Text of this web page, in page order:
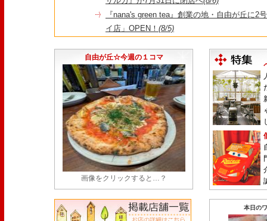
『nana's green tea』創業の地・自由が丘に2
イ店」OPEN！ (8/5)
店・閉店情報まとめ】
自由が丘☆今週の１コマ
画像をクリックすると…？
本日の